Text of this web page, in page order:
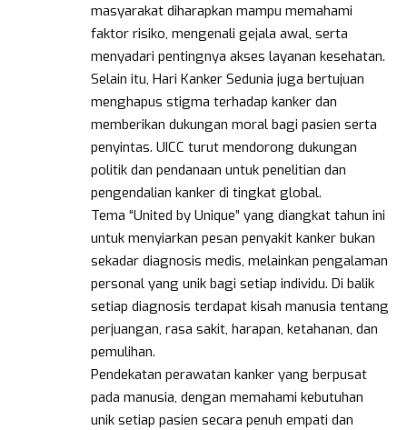
masyarakat diharapkan mampu memahami
faktor risiko, mengenali gejala awal, serta
menyadari pentingnya akses layanan kesehatan.
Selain itu, Hari Kanker Sedunia juga bertujuan
menghapus stigma terhadap kanker dan
memberikan dukungan moral bagi pasien serta
penyintas. UICC turut mendorong dukungan
politik dan pendanaan untuk penelitian dan
pengendalian kanker di tingkat global.
Tema “United by Unique” yang diangkat tahun ini
untuk menyiarkan pesan penyakit kanker bukan
sekadar diagnosis medis, melainkan pengalaman
personal yang unik bagi setiap individu. Di balik
setiap diagnosis terdapat kisah manusia tentang
perjuangan, rasa sakit, harapan, ketahanan, dan
pemulihan.
Pendekatan perawatan kanker yang berpusat
pada manusia, dengan memahami kebutuhan
unik setiap pasien secara penuh empati dan